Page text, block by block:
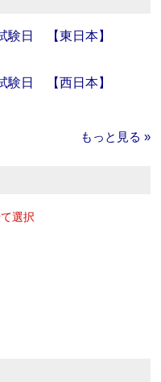
日 【東日本】
日 【西日本】
もっと見る »
選択